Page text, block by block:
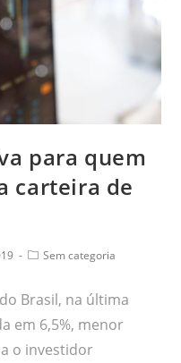
para quem
carteira de
Sem categoria
Brasil, na última
em 6,5%, menor
o investidor